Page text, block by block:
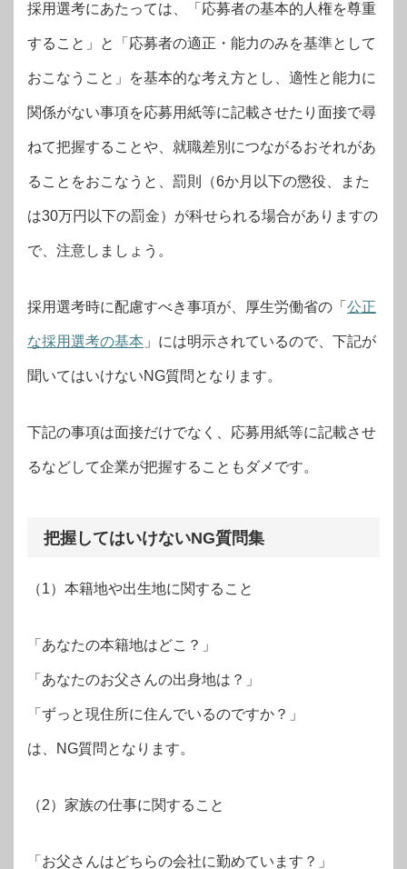
採用選考にあたっては、「応募者の基本的人権を尊重
すること」と「応募者の適正・能力のみを基準として
おこなうこと」を基本的な考え方とし、適性と能力に
関係がない事項を応募用紙等に記載させたり面接で尋
ねて把握することや、就職差別につながるおそれがあ
ることをおこなうと、罰則（6か月以下の懲役、また
は30万円以下の罰金）が科せられる場合がありますの
で、注意しましょう。
採用選考時に配慮すべき事項が、厚生労働省の「 公正
な採用選考の基本 」には明示されているので、下記が
聞いてはいけないNG質問となります。
下記の事項は面接だけでなく、応募用紙等に記載させ
るなどして企業が把握することもダメです。
把握してはいけないNG質問集
（1）本籍地や出生地に関すること
「あなたの本籍地はどこ？」
「あなたのお父さんの出身地は？」
「ずっと現住所に住んでいるのですか？」
は、NG質問となります。
（2）家族の仕事に関すること
「お父さんはどちらの会社に勤めています？」